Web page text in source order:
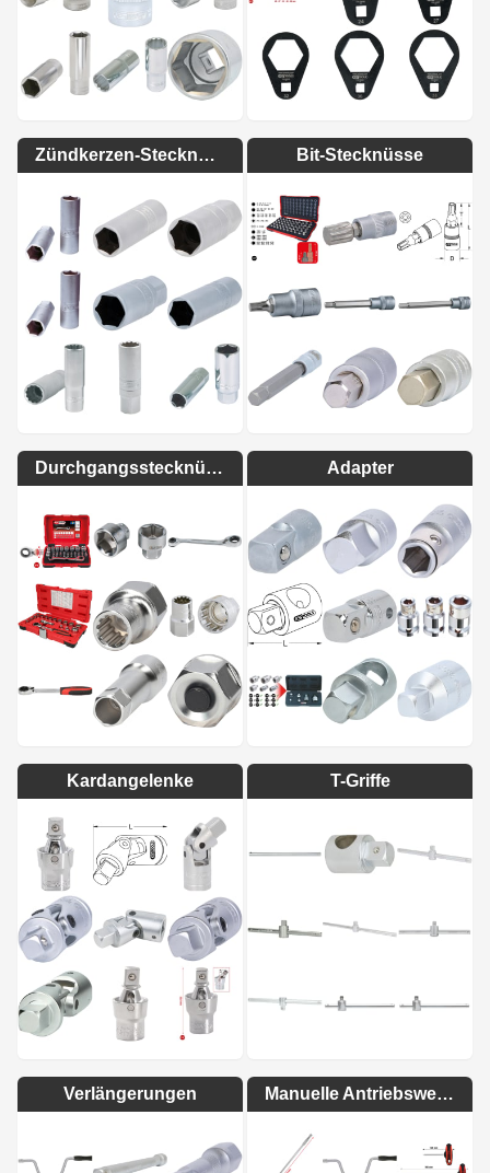
Zündkerzen-Stecknüsse Bit-Stecknüsse
Durchgangsstecknüsse Adapter
Kardangelenke T-Griffe
Verlängerungen Manuelle Antriebswerkzeuge